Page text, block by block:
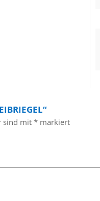
sind mit *markiert